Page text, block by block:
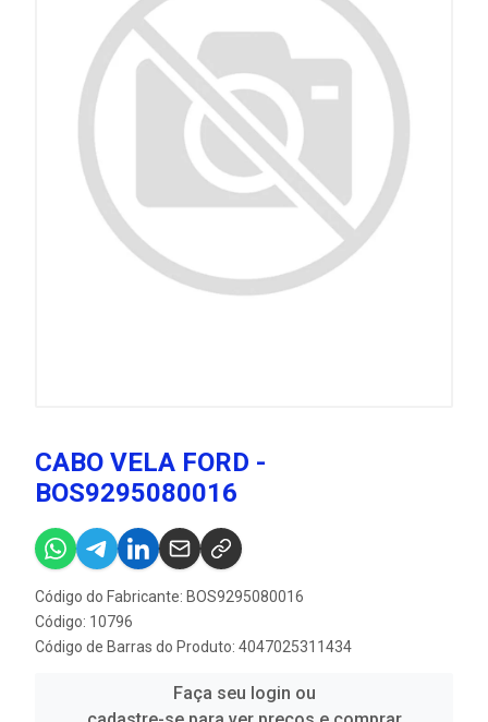
CABO VELA FORD -
BOS9295080016
Código do Fabricante: BOS9295080016
Código: 10796
Código de Barras do Produto: 4047025311434
Faça seu login ou